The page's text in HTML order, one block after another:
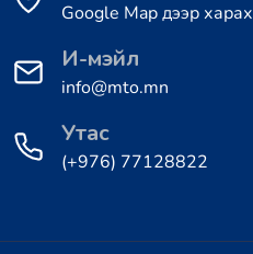
Google Map дээр харах
И-мэйл
info@mto.mn
Утас
(+976) 77128822